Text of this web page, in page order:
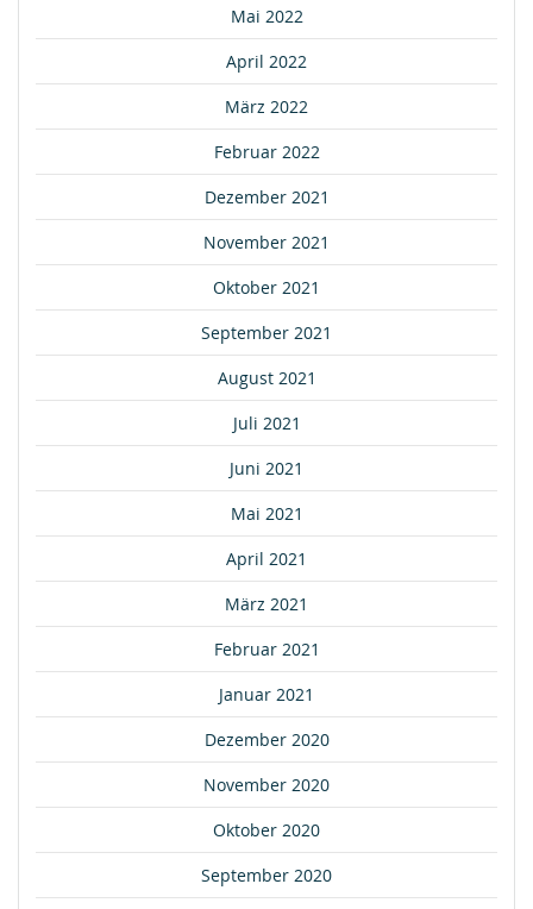
Mai 2022
April 2022
März 2022
Februar 2022
Dezember 2021
November 2021
Oktober 2021
September 2021
August 2021
Juli 2021
Juni 2021
Mai 2021
April 2021
März 2021
Februar 2021
Januar 2021
Dezember 2020
November 2020
Oktober 2020
September 2020